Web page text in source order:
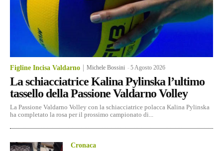
Figline Incisa Valdarno Michele Bossini -5 Agosto 2026
La schiacciatrice Kalina Pylinska l’ultimo
tassello della Passione Valdarno Volley
La Passione Valdarno Volley con la schiacciatrice polacca Kalina Pylinska
ha completato la rosa per il prossimo campionato di...
Cronaca